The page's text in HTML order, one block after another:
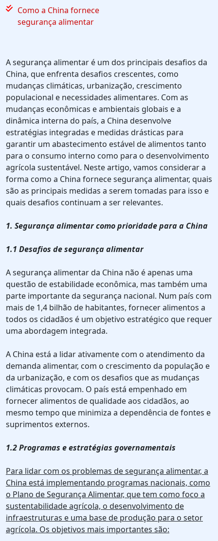
Como a China fornece
segurança alimentar
A segurança alimentar é um dos principais desafios da
China, que enfrenta desafios crescentes, como
mudanças climáticas, urbanização, crescimento
populacional e necessidades alimentares. Com as
mudanças econômicas e ambientais globais e a
dinâmica interna do país, a China desenvolve
estratégias integradas e medidas drásticas para
garantir um abastecimento estável de alimentos tanto
para o consumo interno como para o desenvolvimento
agrícola sustentável. Neste artigo, vamos considerar a
forma como a China fornece segurança alimentar, quais
são as principais medidas a serem tomadas para isso e
quais desafios continuam a ser relevantes.
1. Segurança alimentar como prioridade para a China
1.1 Desafios de segurança alimentar
A segurança alimentar da China não é apenas uma
questão de estabilidade econômica, mas também uma
parte importante da segurança nacional. Num país com
mais de 1,4 bilhão de habitantes, fornecer alimentos a
todos os cidadãos é um objetivo estratégico que requer
uma abordagem integrada.
A China está a lidar ativamente com o atendimento da
demanda alimentar, com o crescimento da população e
da urbanização, e com os desafios que as mudanças
climáticas provocam. O país está empenhado em
fornecer alimentos de qualidade aos cidadãos, ao
mesmo tempo que minimiza a dependência de fontes e
suprimentos externos.
1.2 Programas e estratégias governamentais
Para lidar com os problemas de segurança alimentar, a
China está implementando programas nacionais, como
o Plano de Segurança Alimentar, que tem como foco a
sustentabilidade agrícola, o desenvolvimento de
infraestruturas e uma base de produção para o setor
agrícola. Os objetivos mais importantes são: